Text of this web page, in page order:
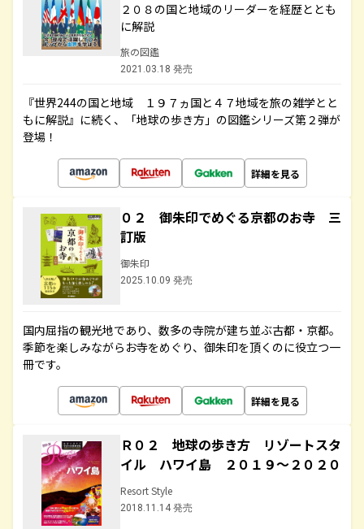
２０８の国と地域のリーダーを経歴ととも
に解説
旅の図鑑
2021.03.18 発売
『世界244の国と地域 １９７ヵ国と４７地域を旅の雑学とと
もに解説』に続く、「地球の歩き方」の図鑑シリーズ第２弾が
登場！
詳細を見る
０２ 御朱印でめぐる京都のお寺 三
訂版
御朱印
2025.10.09 発売
国内屈指の観光地であり、数多の寺院が建ち並ぶ古都・京都。
季節を楽しみながらお寺をめぐり、御朱印を頂くのに役立つ一
冊です。
詳細を見る
Ｒ０２ 地球の歩き方 リゾートスタ
イル ハワイ島 ２０１９～２０２０
Resort Style
2018.11.14 発売